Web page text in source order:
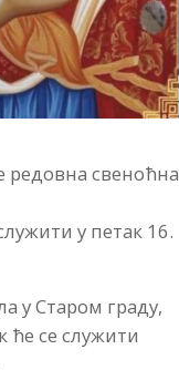
редовна свеноћна
у петак 16.
у Старом граду,
ће се служити